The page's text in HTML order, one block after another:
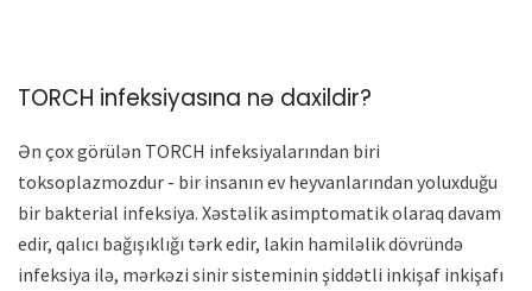
TORCH infeksiyasına nə daxildir?
Ən çox görülən TORCH infeksiyalarından biri
toksoplazmozdur - bir insanın ev heyvanlarından yoluxduğu
bir bakterial infeksiya. Xəstəlik asimptomatik olaraq davam
edir, qalıcı bağışıklığı tərk edir, lakin hamiləlik dövründə
infeksiya ilə, mərkəzi sinir sisteminin şiddətli inkişaf inkişafı